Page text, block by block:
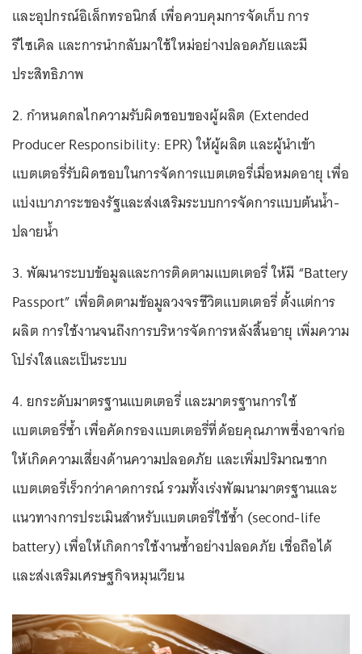
และอุปกรณ์อิเล็กทรอนิกส์ เพื่อควบคุมการจัดเก็บ การ
รีไซเคิล และการนำกลับมาใช้ใหม่อย่างปลอดภัยและมี
ประสิทธิภาพ
2. กำหนดกลไกความรับผิดชอบของผู้ผลิต (Extended
Producer Responsibility: EPR) ให้ผู้ผลิต และผู้นำเข้า
แบตเตอรี่รับผิดชอบในการจัดการแบตเตอรี่เมื่อหมดอายุ เพื่อ
แบ่งเบาภาระของรัฐและส่งเสริมระบบการจัดการแบบต้นน้ำ-
ปลายน้ำ
3. พัฒนาระบบข้อมูลและการติดตามแบตเตอรี่ ให้มี “Battery
Passport” เพื่อติดตามข้อมูลวงจรชีวิตแบตเตอรี่ ตั้งแต่การ
ผลิต การใช้งานจนถึงการบริหารจัดการหลังสิ้นอายุ เพิ่มความ
โปร่งใสและเป็นระบบ
4. ยกระดับมาตรฐานแบตเตอรี่ และมาตรฐานการใช้
แบตเตอรี่ซ้ำ เพื่อคัดกรองแบตเตอรี่ที่ด้อยคุณภาพซึ่งอาจก่อ
ให้เกิดความเสี่ยงด้านความปลอดภัย และเพิ่มปริมาณซาก
แบตเตอรี่เร็วกว่าคาดการณ์ รวมทั้งเร่งพัฒนามาตรฐานและ
แนวทางการประเมินสำหรับแบตเตอรี่ใช้ซ้ำ (second-life
battery) เพื่อให้เกิดการใช้งานซ้ำอย่างปลอดภัย เชื่อถือได้
และส่งเสริมเศรษฐกิจหมุนเวียน